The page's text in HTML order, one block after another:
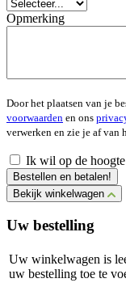
Opmerking
Door het plaatsen van je
voorwaarden en ons
verwerken en zie je af van
Ik wil op de
Bestellen en betalen!
Bekijk winkelwagen
Uw bestelling
Uw winkelwagen is
uw bestelling toe te